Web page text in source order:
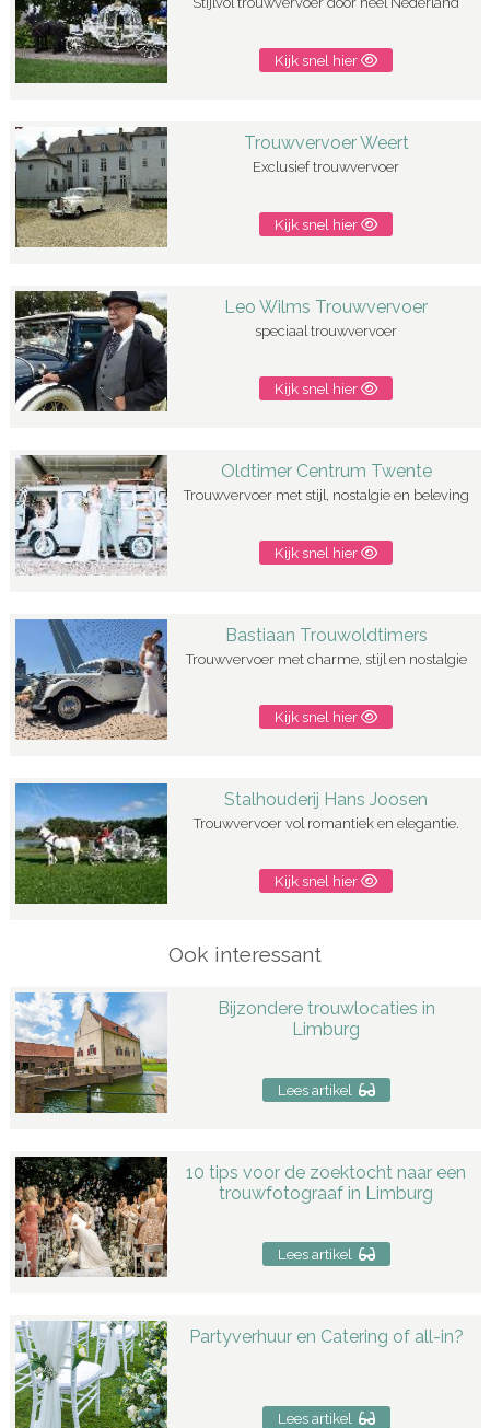
Kijk snel hier
Trouwvervoer Weert
Exclusief trouwvervoer
Kijk snel hier
Leo Wilms Trouwvervoer
speciaal trouwvervoer
Kijk snel hier
Oldtimer Centrum Twente
Trouwvervoer met stijl, nostalgie en beleving
Kijk snel hier
Bastiaan Trouwoldtimers
Trouwvervoer met charme, stijl en nostalgie
Kijk snel hier
Stalhouderij Hans Joosen
Trouwvervoer vol romantiek en elegantie.
Kijk snel hier
Ook interessant
Bijzondere trouwlocaties in
Limburg
Lees artikel
10 tips voor de zoektocht naar een
trouwfotograaf in Limburg
Lees artikel
Partyverhuur en Catering of all-in?
Lees artikel